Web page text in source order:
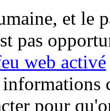
et le
pas
web activé
pour